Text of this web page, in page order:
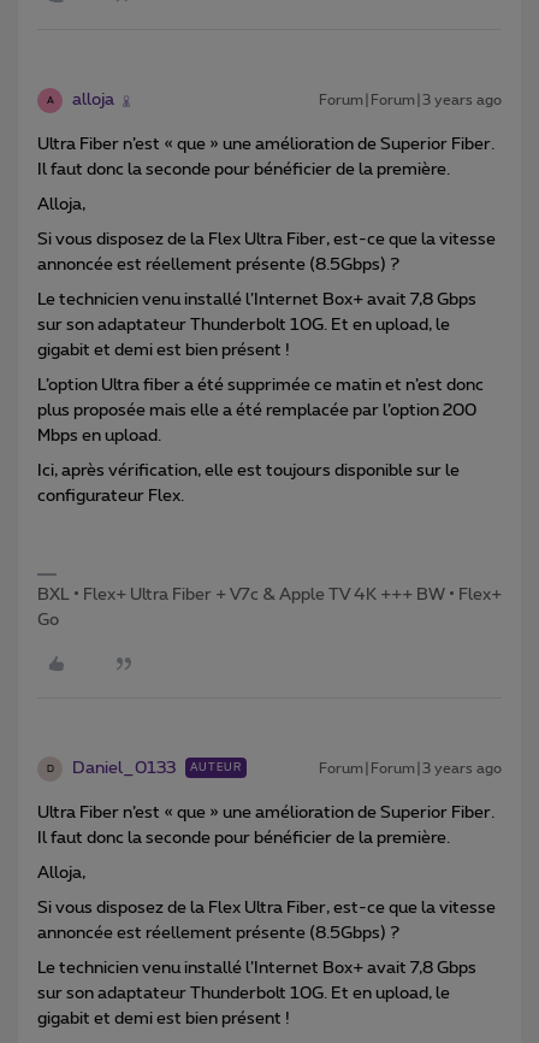
A alloja Forum|Forum|3 years ago
Ultra Fiber n’est « que » une amélioration de Superior Fiber.
Il faut donc la seconde pour bénéficier de la première.
Alloja,
Si vous disposez de la Flex Ultra Fiber, est-ce que la vitesse
annoncée est réellement présente (8.5Gbps) ?
Le technicien venu installé l’Internet Box+ avait 7,8 Gbps
sur son adaptateur Thunderbolt 10G. Et en upload, le
gigabit et demi est bien présent !
L’option Ultra fiber a été supprimée ce matin et n’est donc
plus proposée mais elle a été remplacée par l’option 200
Mbps en upload.
Ici, après vérification, elle est toujours disponible sur le
configurateur Flex.
BXL • Flex+ Ultra Fiber + V7c & Apple TV 4K +++ BW • Flex+
Go
D Daniel_0133 AUTEUR Forum|Forum|3 years ago
Ultra Fiber n’est « que » une amélioration de Superior Fiber.
Il faut donc la seconde pour bénéficier de la première.
Alloja,
Si vous disposez de la Flex Ultra Fiber, est-ce que la vitesse
annoncée est réellement présente (8.5Gbps) ?
Le technicien venu installé l’Internet Box+ avait 7,8 Gbps
sur son adaptateur Thunderbolt 10G. Et en upload, le
gigabit et demi est bien présent !